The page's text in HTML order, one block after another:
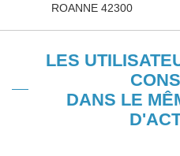
ROANNE 42300
LES
DANS LE